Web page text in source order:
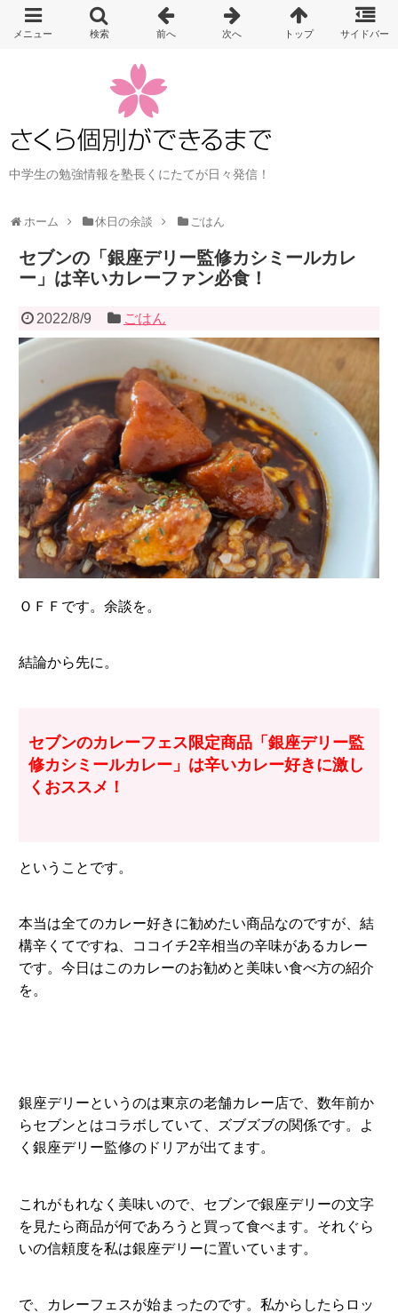
中学生の勉強情報を塾長くにたてが日々発信！
ホーム 休日の余談 ごはん
セブンの「銀座デリー監修カシミールカレ
ー」は辛いカレーファン必食！
2022/8/9 ごはん
ＯＦＦです。余談を。
結論から先に。
セブンのカレーフェス限定商品「銀座デリー監
修カシミールカレー」は辛いカレー好きに激し
くおススメ！
ということです。
本当は全てのカレー好きに勧めたい商品なのですが、結
構辛くてですね、ココイチ2辛相当の辛味があるカレー
です。今日はこのカレーのお勧めと美味い食べ方の紹介
を。
銀座デリーというのは東京の老舗カレー店で、数年前か
らセブンとはコラボしていて、ズブズブの関係です。よ
く銀座デリー監修のドリアが出てます。
これがもれなく美味いので、セブンで銀座デリーの文字
を見たら商品が何であろうと買って食べます。それぐら
いの信頼度を私は銀座デリーに置いています。
で、カレーフェスが始まったのです。私からしたらロッ